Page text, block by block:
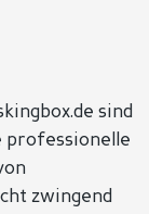
sind
professionelle
zwingend